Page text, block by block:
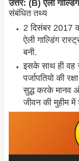
उत्तर: (B)ऐली गाल्डिंग
संबंधित तथ्य
2 दिसंबर 2017
ऐली गाल्डिंग
बनी.
इसके साथ ही वह
पर्जापतियो की
सुद्ध करके मानव
जीवन की मुहीम में